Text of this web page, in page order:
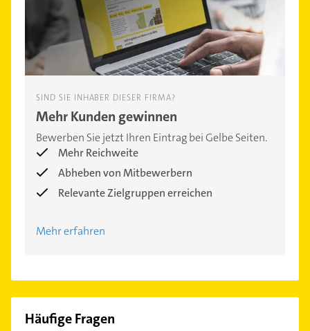
SIND SIE INHABER DIESER FIRMA?
Mehr Kunden gewinnen
Bewerben Sie jetzt Ihren Eintrag bei Gelbe Seiten.
Mehr Reichweite
Abheben von Mitbewerbern
Relevante Zielgruppen erreichen
Mehr erfahren
Häufige Fragen